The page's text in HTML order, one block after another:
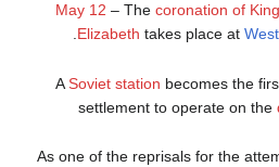
May 12 – The coronation of
Elizabeth takes place at
ASoviet station becomes the
settlement to operate on the
As one of the reprisals for the